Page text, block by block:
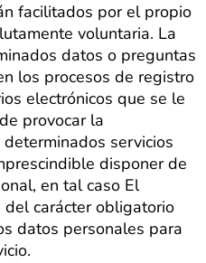
facilitados por el propio
voluntaria. La
datos o preguntas
los procesos de registro
electrónicos que se le
provocar la
servicios
disponer de
en tal caso El
del carácter obligatorio
datos personales para